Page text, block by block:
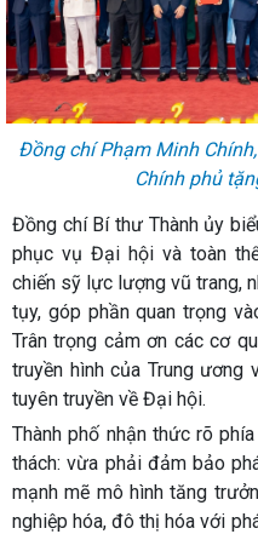
Đồng chí Phạm Minh
Chính phủ
Đồng chí Bí thư Thành ủy
phục vụ Đại hội và toàn
chiến sỹ lực lượng vũ trang,
tụy, góp phần quan trọng
Trân trọng cảm ơn các cơ
truyền hình của Trung ương
tuyên truyền về Đại hội.
Thành phố nhận thức rõ
thách: vừa phải đảm bảo
mạnh mẽ mô hình tăng
nghiệp hóa, đô thị hóa với